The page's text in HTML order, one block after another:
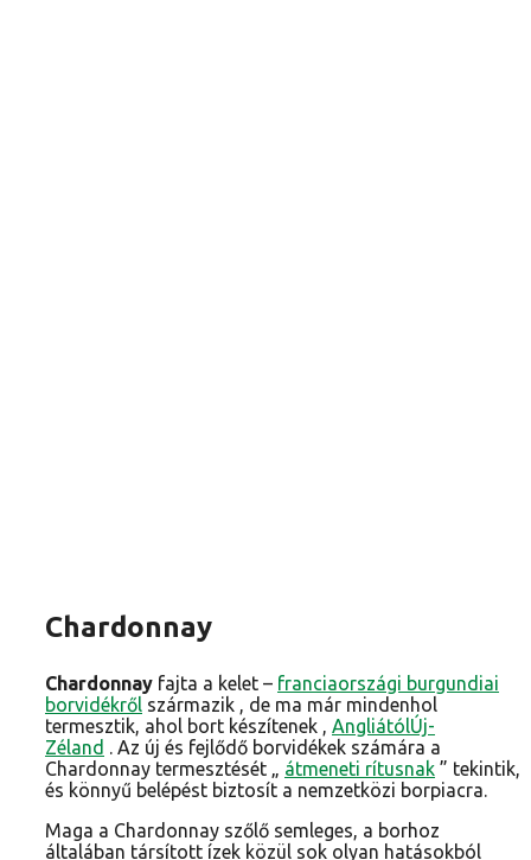
Chardonnay
Chardonnay fajta a kelet – franciaországi burgundiai
borvidékről származik , de ma már mindenhol
termesztik, ahol bort készítenek , AngliátólÚj-
Zéland . Az új és fejlődő borvidékek számára a
Chardonnay termesztését „ átmeneti rítusnak ” tekintik,
és könnyű belépést biztosít a nemzetközi borpiacra.
Maga a Chardonnay szőlő semleges, a borhoz
általában társított ízek közül sok olyan hatásokból